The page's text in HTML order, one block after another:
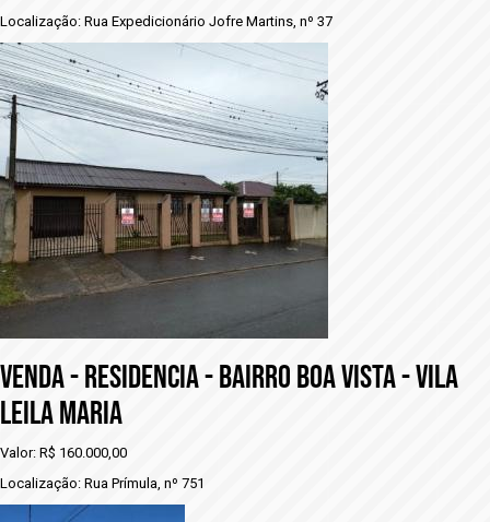
Localização: Rua Expedicionário Jofre Martins, nº 37
VENDA - RESIDENCIA - BAIRRO BOA VISTA - VILA
LEILA MARIA
Valor: R$ 160.000,00
Localização: Rua Prímula, nº 751